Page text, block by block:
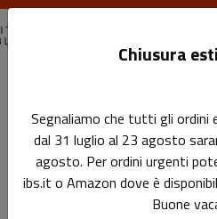
Pagina di Alberto
Chiusura
Segnaliamo che tutti gli
dal 31 luglio al 23 agosto
agosto. Per ordini urgenti
ibs.it o Amazon dove è
Buone